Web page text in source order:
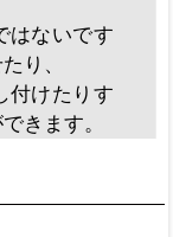
はないです
り、
付けたりす
きます。